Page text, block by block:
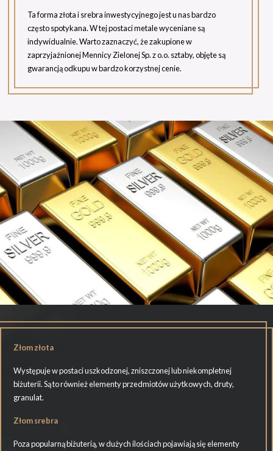
Ta forma złota i srebra inwestycyjnego jest u nas bardzo
często spotykana. W tej postaci metale wyceniane są
indywidualnie. Warto zaznaczyć, że zakupione w
zaprzyjaźnionej Mennicy Zielonej Sp. z o.o. sztaby, objęte są
gwarancją odkupu w bardzo korzystnej cenie.
Złom złota
Występuje w postaci uszkodzonej, zniszczonej lub niekompletnej
biżuterii. Są to również elementy przedmiotów użytkowych, druty,
granulat.
Złom srebra
Poza popularną biżuterią, w dużych ilościach pojawiają się elementy